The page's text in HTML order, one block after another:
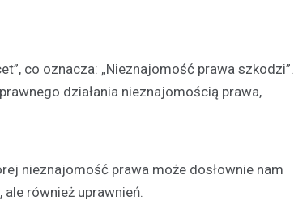
co oznacza: „Nieznajomość prawa szkodzi”.
działania nieznajomością prawa,
nieznajomość prawa może dosłownie nam
również uprawnień.